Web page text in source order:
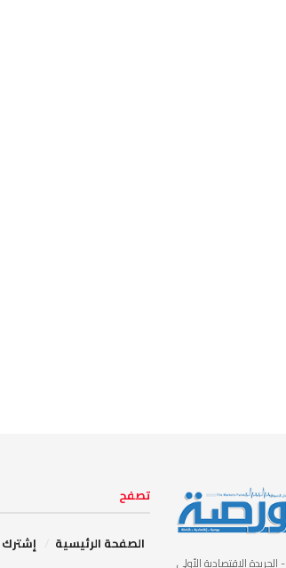
- الجريدة الاقتصادية الأولى
تصفح
الصفحة الرئيسية